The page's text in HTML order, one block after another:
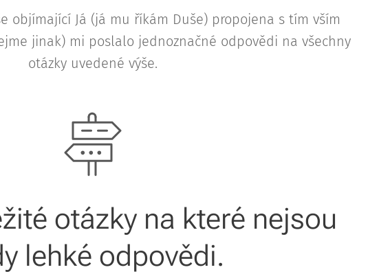
objímající Já (já mu říkám Duše) propojena s tím vším
jinak) mi poslalo jednoznačné odpovědi na všechny
otázky uvedené výše.
otázky na které nejsou
lehké odpovědi.